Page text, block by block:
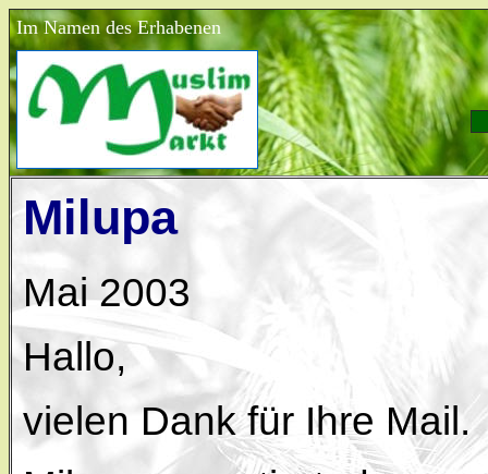
Im Namen des Erhabenen
Milupa
Mai 2003
Hallo,
vielen Dank für Ihre Mail.